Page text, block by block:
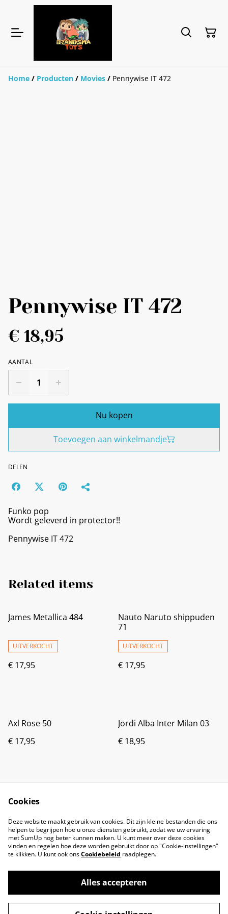
Home / Producten / Movies / Pennywise IT 472
Pennywise IT 472
€ 18,95
AANTAL
Nu kopen
Toevoegen aan winkelmandje
DELEN
Funko pop
Wordt geleverd in protector!!
Pennywise IT 472
Related items
James Metallica 484
UITVERKOCHT
€ 17,95
Nauto Naruto shippuden
71
UITVERKOCHT
€ 17,95
Axl Rose 50
€ 17,95
Jordi Alba Inter Milan 03
€ 18,95
©2026Brandsma Toys
Cookies
Deze website maakt gebruik van cookies. Dit zijn kleine bestanden die ons
helpen te begrijpen hoe u onze diensten gebruikt, zodat we uw ervaring
met SumUp nog beter kunnen maken. U kunt meer over deze cookies
vinden en regelen hoe deze worden gebruikt door op "Cookie-instellingen"
te klikken. U kunt ook onsCookiebeleid raadplegen.
Alles accepteren